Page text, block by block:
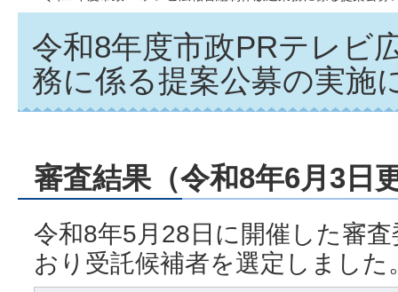
令和8年度市政PRテレビ
務に係る提案公募の実施
審査結果（令和8年6月3日
令和8年5月28日に開催した審
おり受託候補者を選定しました